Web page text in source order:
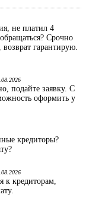
не платил 4
Срочно
гарантирую.
подайте заявку. С
оформить у
кредиторы?
к кредиторам,